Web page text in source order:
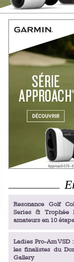
Resonance Golf
Series & Trophée
amateurs en 10
Ladies Pro-Am VSD
les finalistes du
Gallery